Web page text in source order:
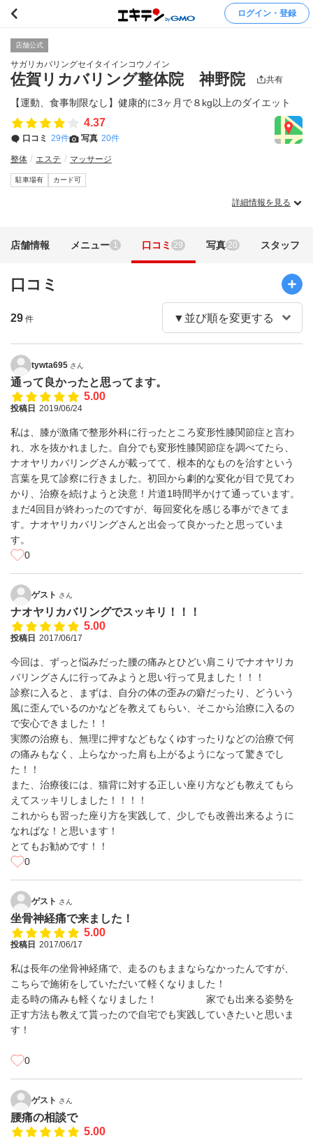
ログイン・登録
店舗公式
サガリカバリングセイタイインコウノイン
佐賀リカバリング整体院 神野院 共有
【運動、食事制限なし】健康的に3ヶ月で８kg以上のダイエット
4.37
口コミ 29件 写真 20件
整体 エステ マッサージ
駐車場有 カード可
詳細情報を見る
店舗情報 メニュー 1 口コミ 29 写真 20 スタッフ
口コミ
29 件
tywta695 さん
通って良かったと思ってます。
5.00
投稿日 2019/06/24
私は、膝が激痛で整形外科に行ったところ変形性膝関節症と言わ
れ、水を抜かれました。自分でも変形性膝関節症を調べてたら、
ナオヤリカバリングさんが載ってて、根本的なものを治すという
言葉を見て診察に行きました。初回から劇的な変化が目で見てわ
かり、治療を続けようと決意！片道1時間半かけて通っています。
まだ4回目が終わったのですが、毎回変化を感じる事ができてま
す。ナオヤリカバリングさんと出会って良かったと思っていま
す。
0
ゲスト さん
ナオヤリカバリングでスッキリ！！！
5.00
投稿日 2017/06/17
今回は、ずっと悩みだった腰の痛みとひどい肩こりでナオヤリカ
バリングさんに行ってみようと思い行って見ました！！！
診察に入ると、まずは、自分の体の歪みの癖だったり、どういう
風に歪んでいるのかなどを教えてもらい、そこから治療に入るの
で安心できました！！
実際の治療も、無理に押すなどもなくゆすったりなどの治療で何
の痛みもなく、上らなかった肩も上がるようになって驚きでし
た！！
また、治療後には、猫背に対する正しい座り方なども教えてもら
えてスッキリしました！！！！
これからも習った座り方を実践して、少しでも改善出来るように
なればな！と思います！
とてもお勧めです！！
0
ゲスト さん
坐骨神経痛で来ました！
5.00
投稿日 2017/06/17
私は長年の坐骨神経痛で、走るのもままならなかったんですが、
こちらで施術をしていただいて軽くなりました！
走る時の痛みも軽くなりました！ 家でも出来る姿勢を
正す方法も教えて貰ったので自宅でも実践していきたいと思いま
す！
0
ゲスト さん
腰痛の相談で
5.00